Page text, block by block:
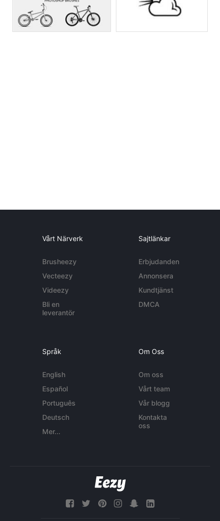
Vårt Närverk
Brusheezy
Vecteezy
Videezy
Bli en
leverantör
Sajtlänkar
Erbjudanden
Annonsera
Kundtjänst
DMCA
Språk
English
Español
Português
Deutsch
Mer...
Om Oss
Om oss
Vårt team
Vår blogg
Kontakta
oss